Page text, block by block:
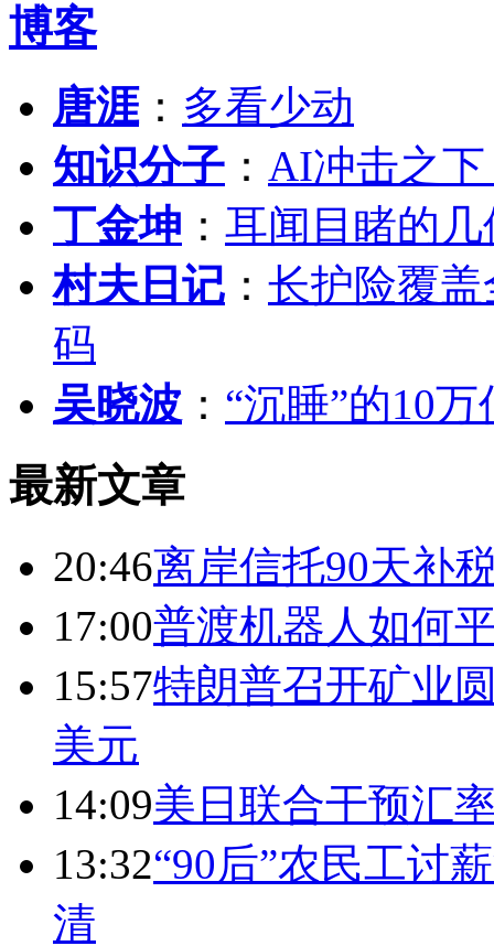
博客
唐涯： 多看少动
知识分子 ： AI冲击之
丁金坤 ： 耳闻目睹的
村夫日记 ： 长护险覆
码
吴晓波 ： “沉睡”的10
最新文章
20:46离岸信托90天补
17:00普渡机器人如何
15:57特朗普召开矿业
美元
14:09美日联合干预汇
13:32“90后”农民工讨
清